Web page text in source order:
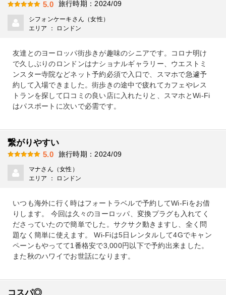
5.0 旅行時期：2024/09
シフォンケーキさん（女性）
エリア ： ロンドン
友達とのヨーロッパ街歩きが趣味のシニアです。コロナ明け
で久しぶりのロンドンはナショナルギャラリー、ウエストミ
ンスター寺院などネット予約必須で入口で、スマホで急遽予
約して入場できました。街歩きの途中で疲れてカフェやレス
トランを探して口コミの良い店に入れたりと、スマホとWi-Fi
はパスポートに次いで必需です。
繋がりやすい
5.0 旅行時期：2024/09
マナさん（女性）
エリア ： ロンドン
いつも海外に行く時はフォートラベルで予約してWi-Fiをお借
りします。 今回は久々のヨーロッパ、変換プラグも入れてく
ださっていたので簡単でした。サクサク動きますし、全く問
題なく簡単に使えます。 Wi-Fiは5日レンタルして4Gでキャン
ペーンもやってて1番格安で3,000円以下で予約出来ました。
また秋のハワイでお世話になります。
コスパ◎